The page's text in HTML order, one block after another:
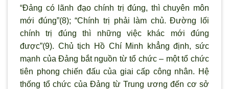
“Đảng có lãnh đạo chính trị đúng, thì chuyên môn
mới đúng”(8); “Chính trị phải làm chủ. Đường lối
chính trị đúng thì những việc khác mới đúng
được”(9). Chủ tịch Hồ Chí Minh khẳng định, sức
mạnh của Đảng bắt nguồn từ tổ chức – một tổ chức
tiên phong chiến đấu của giai cấp công nhân. Hệ
thống tổ chức của Đảng từ Trung ương đến cơ sở